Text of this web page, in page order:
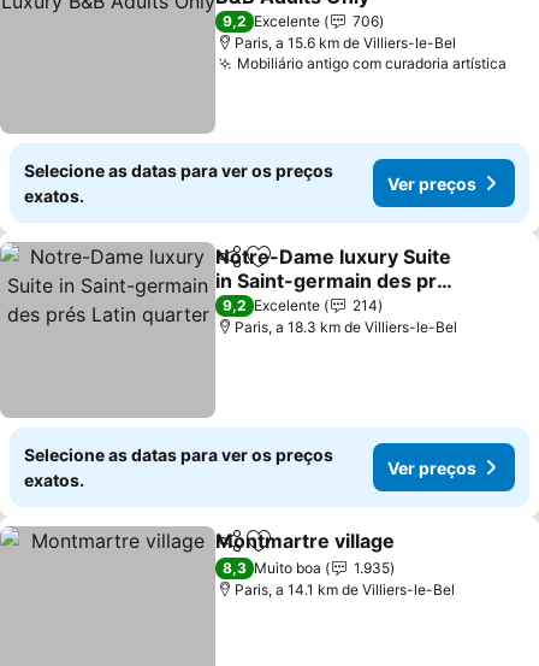
Ver preços
9,2 Excelente
706
Paris, a 15.6 km de Villiers-le-Bel
Mobiliário antigo com curadoria artística
Selecione as datas para ver os preços
exatos.
Ver preços
PartilharAdicionar aos favoritos
Notre-Dame luxury Suite
in Saint-germain des prés
Latin quarter
Ver preços
9,2 Excelente
214
Paris, a 18.3 km de Villiers-le-Bel
Selecione as datas para ver os preços
exatos.
Ver preços
PartilharAdicionar aos favoritos
Montmartre village
8,3 Muito boa
1.935
Paris, a 14.1 km de Villiers-le-Bel